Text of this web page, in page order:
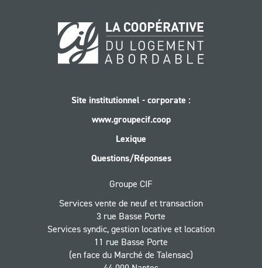
Leaflet © OpenStreetMap
Site institutionnel - corporate :
www.groupecif.coop
Lexique
Questions/Réponses
Groupe CIF
Services vente de neuf et transaction
3 rue Basse Porte
Services syndic, gestion locative et location
11 rue Basse Porte
(en face du Marché de Talensac)